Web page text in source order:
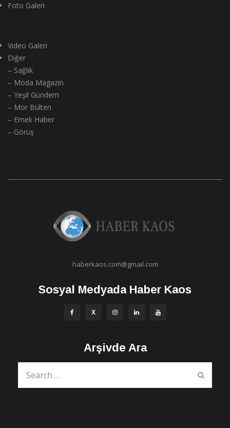
Foto Galeri
Video Galeri
Diğer
– Sağlık
– Moda Magazin
– Yeşil Gündem
– Mor Bülten
– Emek Haber
– Görüş
haberkaos.com@gmail.com
Sosyal Medyada Haber Kaos
Arşivde Ara